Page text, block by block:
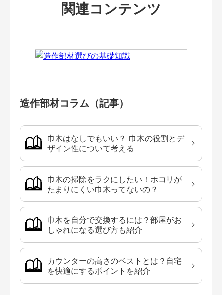
関連コンテンツ
造作部材コラム（記事）
巾木はなしでもいい？ 巾木の役割とデ
ザイン性について考える
巾木の掃除をラクにしたい！ホコリが
たまりにくい巾木ってないの？
巾木を自分で交換するには？部屋がお
しゃれになる選び方も紹介
カウンターの高さのベストとは？自宅
を快適にするポイントを紹介